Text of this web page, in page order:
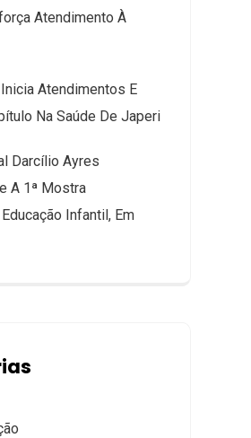
Atendimento À
Atendimentos E
Na Saúde De Japeri
Darcílio Ayres
A 1ª Mostra
Infantil, Em